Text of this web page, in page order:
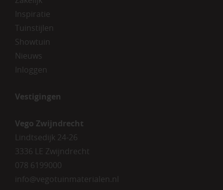
Inspiratie
Tuinstijlen
Showtuin
Nieuws
Inloggen
Vestigingen
Vego Zwijndrecht
Lindtsedijk 24-26
3336 LE Zwijndrecht
078 6199000
info@vegotuinmaterialen.nl